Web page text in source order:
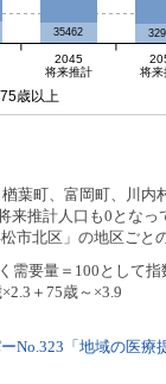
35462
2045
将来推計
将来
75歳以上
町、富岡町、川
推計人口も0となっ
北区」の地区ごと
需要量＝100として指
＋75歳～×3.9
No.323「地域の医